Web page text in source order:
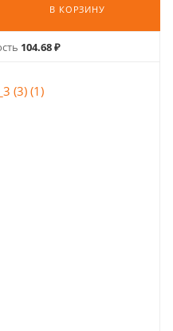
В КОРЗИНУ
104.68 ₽